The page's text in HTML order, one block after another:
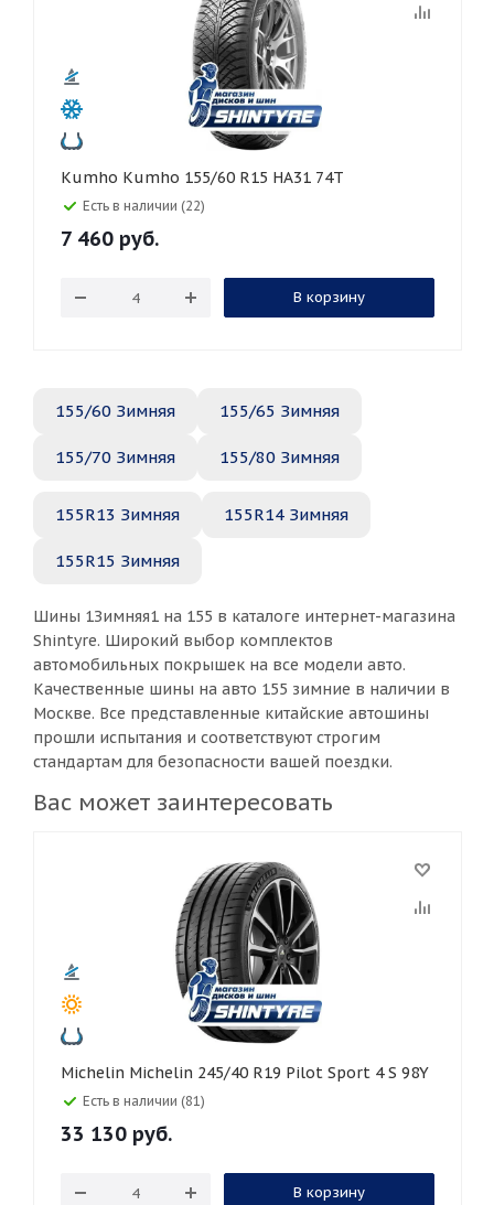
Kumho Kumho 155/60 R15 HA31 74T
Есть в наличии (22)
7 460 руб.
В корзину
155/60 Зимняя 155/65 Зимняя
155/70 Зимняя 155/80 Зимняя
155R13 Зимняя 155R14 Зимняя
155R15 Зимняя
Шины 1Зимняя1 на 155 в каталоге интернет-магазина
Shintyre. Широкий выбор комплектов
автомобильных покрышек на все модели авто.
Качественные шины на авто 155 зимние в наличии в
Москве. Все представленные китайские автошины
прошли испытания и соответствуют строгим
стандартам для безопасности вашей поездки.
Вас может заинтересовать
Michelin Michelin 245/40 R19 Pilot Sport 4 S 98Y
Есть в наличии (81)
33 130 руб.
В корзину